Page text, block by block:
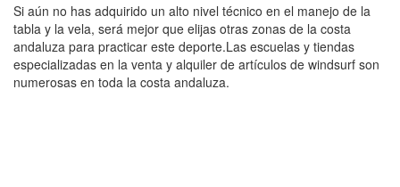
Si aún no has adquirido un alto nivel técnico en el manejo de la
tabla y la vela, será mejor que elijas otras zonas de la costa
andaluza para practicar este deporte.Las escuelas y tiendas
especializadas en la venta y alquiler de artículos de windsurf son
numerosas en toda la costa andaluza.